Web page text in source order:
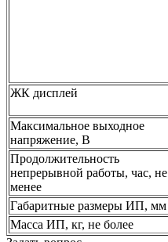
ЖК дисплей
Максимальное выходное
напряжение, В
Продолжительность
непрерывной работы, час, не
менее
Габаритные размеры ИП, мм
Масса ИП, кг, не более